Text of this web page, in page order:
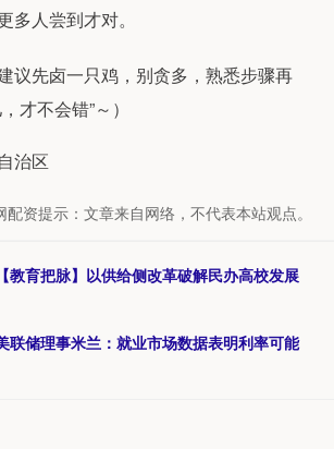
多人尝到才对。
议先卤一只鸡，别贪多，熟悉步骤再
才不会错”～）
治区
配资提示：文章来自网络，不代表本站观点。
教育把脉】以供给侧改革破解民办高校发展
联储理事米兰：就业市场数据表明利率可能